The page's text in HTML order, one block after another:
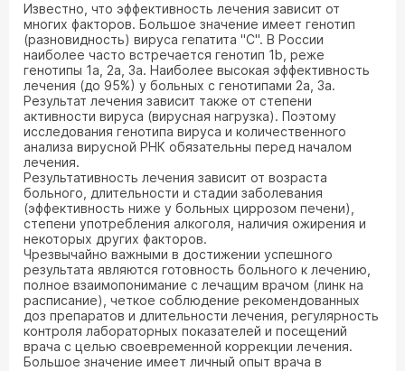
Известно, что эффективность лечения зависит от
многих факторов. Большое значение имеет генотип
(разновидность) вируса гепатита "С". В России
наиболее часто встречается генотип 1b, реже
генотипы 1а, 2а, 3а. Наиболее высокая эффективность
лечения (до 95%) у больных с генотипами 2а, 3а.
Результат лечения зависит также от степени
активности вируса (вирусная нагрузка). Поэтому
исследования генотипа вируса и количественного
анализа вирусной РНК обязательны перед началом
лечения.
Результативность лечения зависит от возраста
больного, длительности и стадии заболевания
(эффективность ниже у больных циррозом печени),
степени употребления алкоголя, наличия ожирения и
некоторых других факторов.
Чрезвычайно важными в достижении успешного
результата являются готовность больного к лечению,
полное взаимопонимание с лечащим врачом (линк на
расписание), четкое соблюдение рекомендованных
доз препаратов и длительности лечения, регулярность
контроля лабораторных показателей и посещений
врача с целью своевременной коррекции лечения.
Большое значение имеет личный опыт врача в